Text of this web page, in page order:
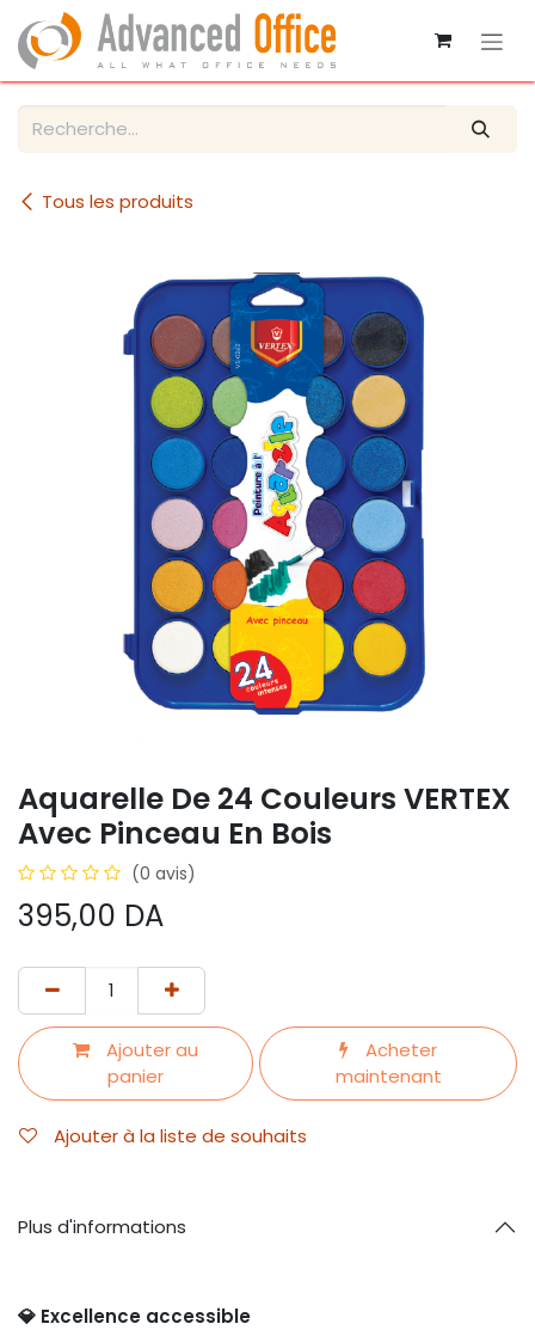
Se rendre au contenu
Tous les produits
Aquarelle De 24 Couleurs VERTEX
Avec Pinceau En Bois
(0 avis)
395,00 DA
Ajouter au
panier
Acheter
maintenant
Ajouter à la liste de souhaits
Plus d'informations
💎 Excellence accessible